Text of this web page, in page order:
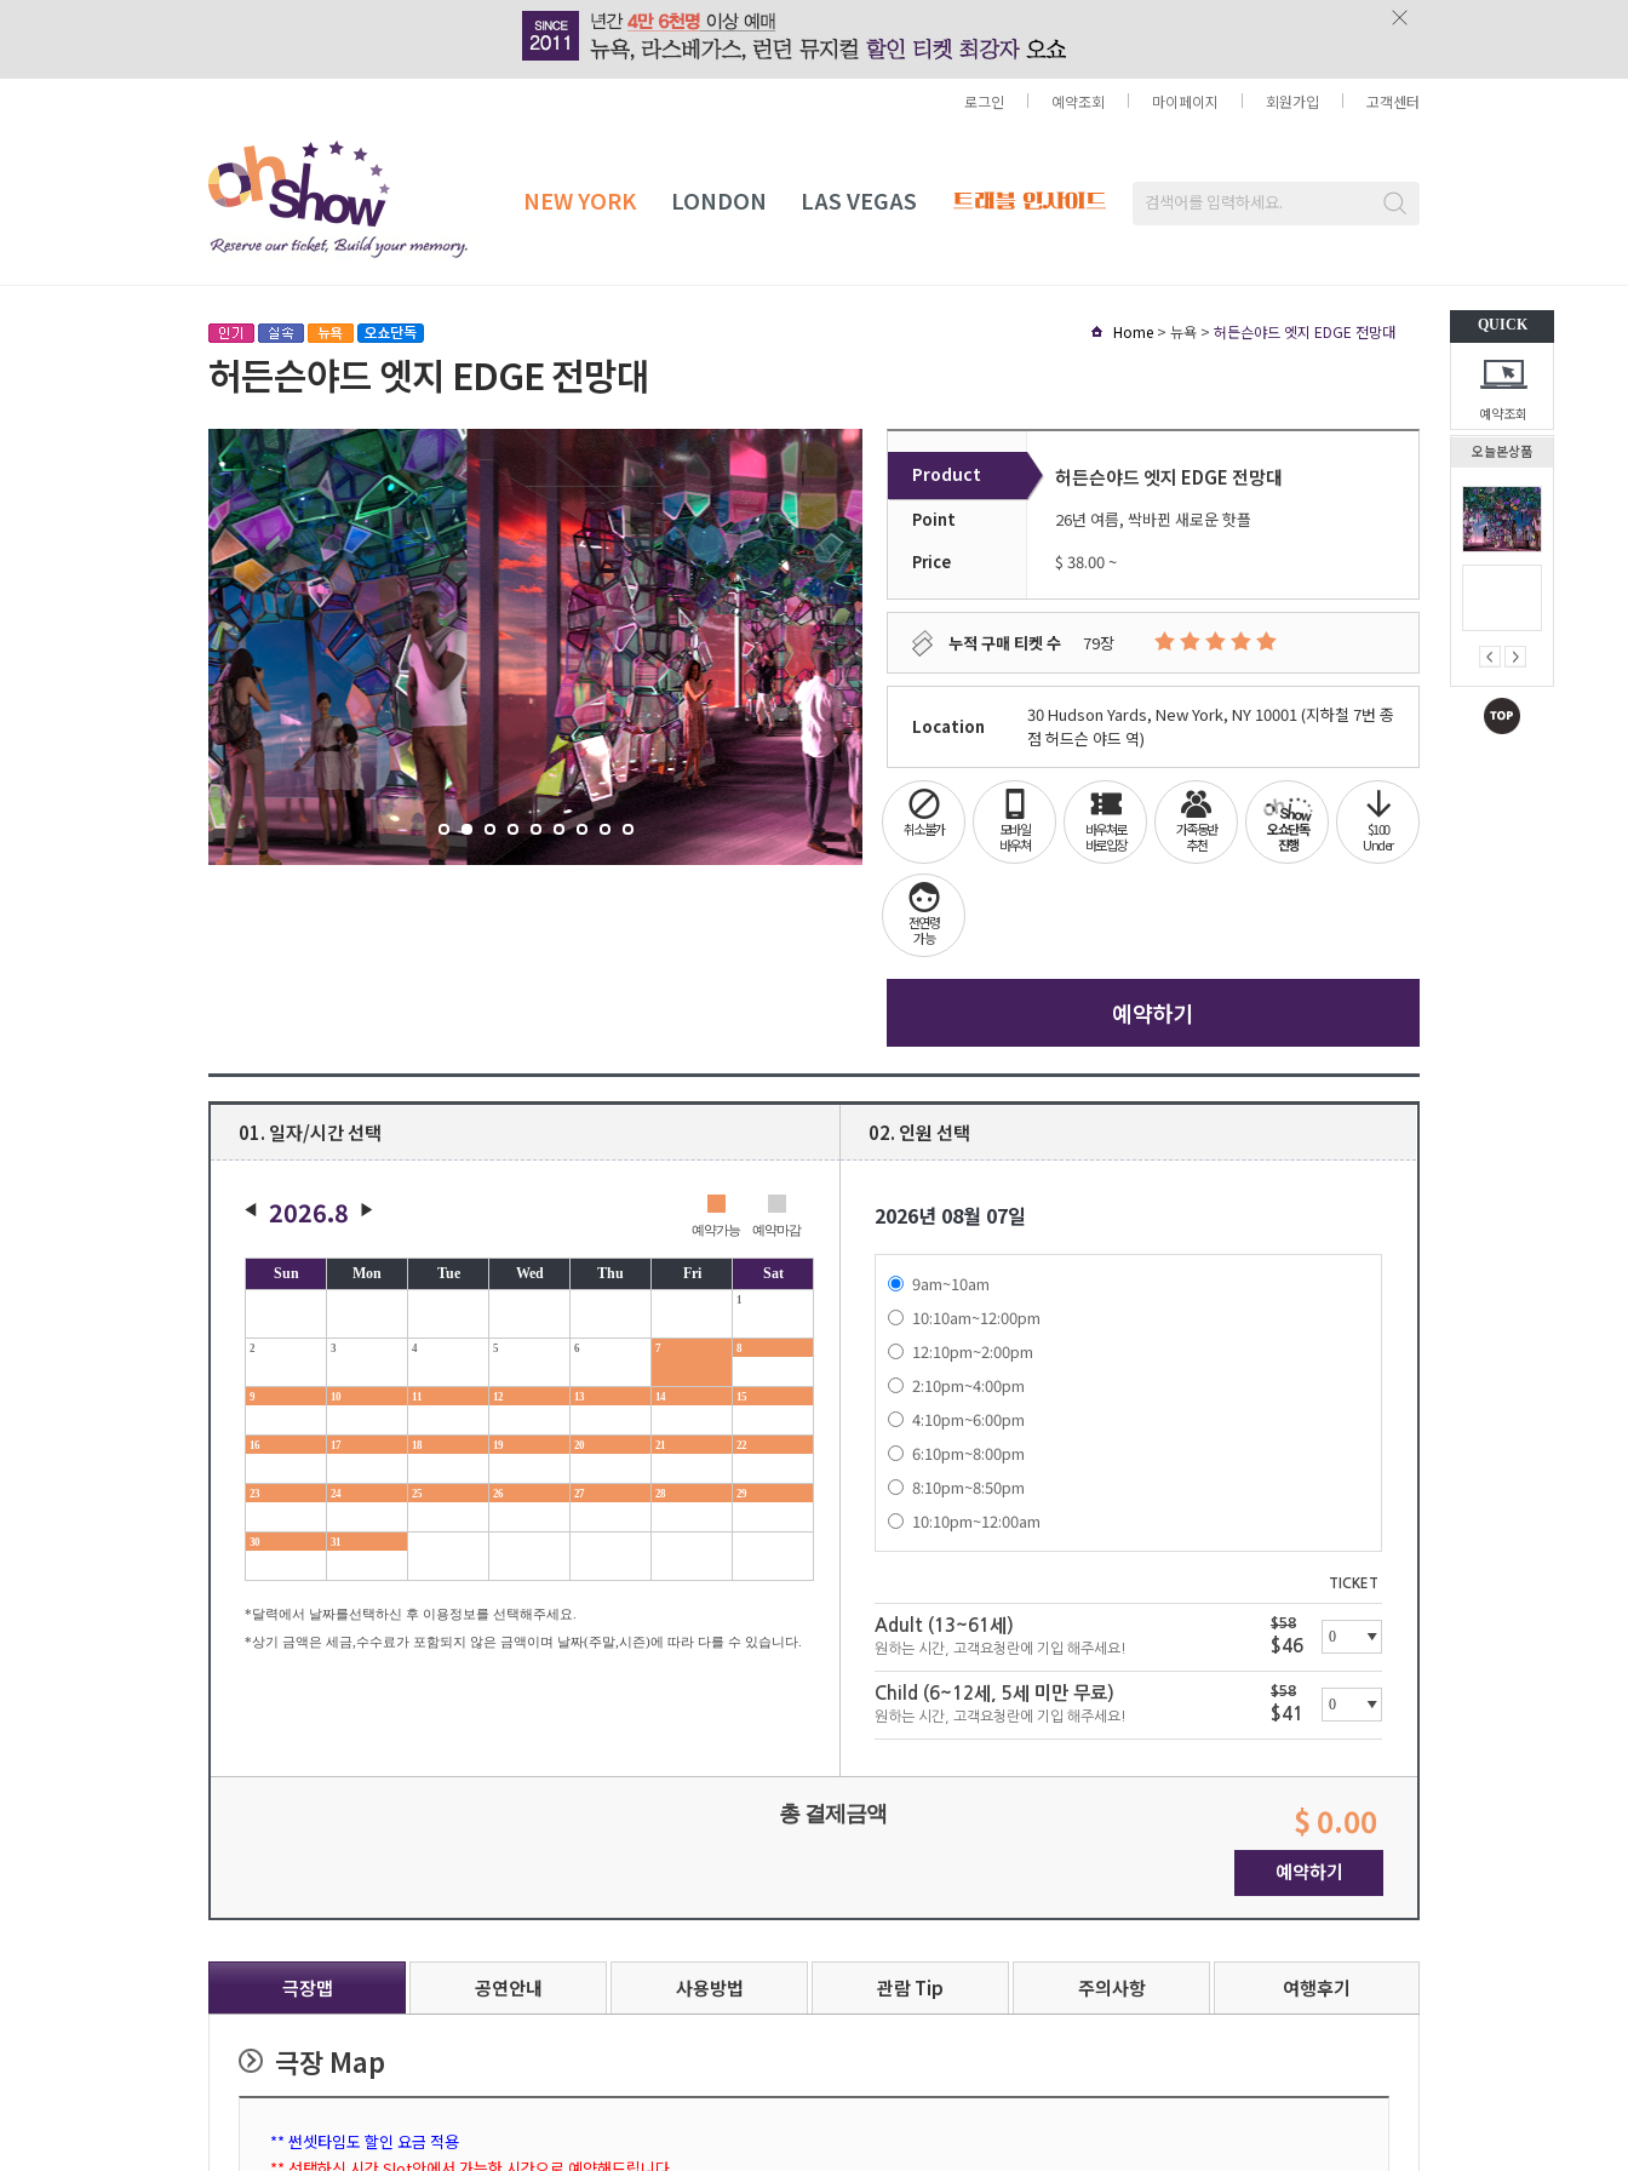
QUICK
예약조회
오늘본상품
로그인 예약조회 마이페이지 회원가입 고객센터
NEW YORK LONDON LAS VEGAS
Home > 뉴욕 > 허든슨야드 엣지 EDGE 전망대
허든슨야드 엣지 EDGE 전망대
Product 허든슨야드 엣지 EDGE 전망대
Point
26년 여름, 싹바뀐 새로운 핫플
Price
$ 38.00 ~
누적 구매 티켓 수 79장
Location
30 Hudson Yards, New York, NY 10001 (지하철 7번 종
점 허드슨 야드 역)
취소불가
모바일
바우쳐
바우쳐로
바로입장
가족동반
추천
오쇼단독
진행
$100
Under
전연령
가능
예약하기
01. 일자/시간 선택
2026.8 예약가능 예약마감
Sun Mon Tue Wed Thu Fri Sat
1
2 3 4 5 6 7 8
9 10 11 12 13 14 15
16 17 18 19 20 21 22
23 24 25 26 27 28 29
30 31
*달력에서 날짜를선택하신 후 이용정보를 선택해주세요.
*상기 금액은 세금,수수료가 포함되지 않은 금액이며 날짜(주말,시즌)에 따라 다를 수 있습니다.
02. 인원 선택
2026년 08월 07일
9am~10am
10:10am~12:00pm
12:10pm~2:00pm
2:10pm~4:00pm
4:10pm~6:00pm
6:10pm~8:00pm
8:10pm~8:50pm
10:10pm~12:00am
TICKET
Adult (13~61세)
원하는 시간, 고객요청란에 기입 해주세요!
$58
$46
Child (6~12세, 5세 미만 무료)
원하는 시간, 고객요청란에 기입 해주세요!
$58
$41
총 결제금액 $ 0.00
예약하기
극장맵 공연안내 사용방법 관람 Tip 주의사항 여행후기
극장 Map
** 썬셋타임도 할인 요금 적용